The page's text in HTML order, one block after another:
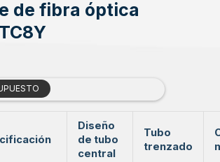
de fibra óptica
Diseño
de tubo
central
Tubo
trenzado